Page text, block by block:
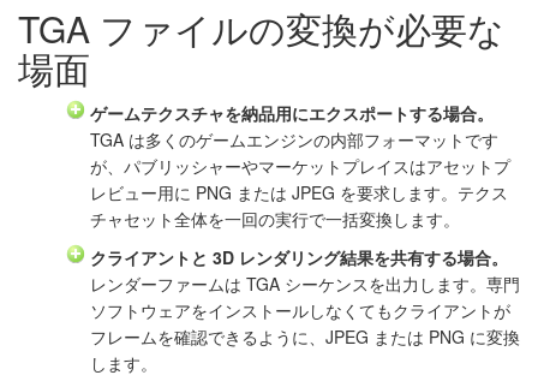
TGA ファイルの変換が必要な
場面
ゲームテクスチャを納品用にエクスポートする場合。
TGA は多くのゲームエンジンの内部フォーマットです
が、パブリッシャーやマーケットプレイスはアセットプ
レビュー用に PNG または JPEG を要求します。テクス
チャセット全体を一回の実行で一括変換します。
クライアントと 3D レンダリング結果を共有する場合。
レンダーファームは TGA シーケンスを出力します。専門
ソフトウェアをインストールしなくてもクライアントが
フレームを確認できるように、JPEG または PNG に変換
します。